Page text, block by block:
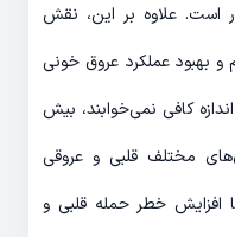
است. علاوه بر این، نقش
و بهبود عملکرد عروق خونی
کافی نمی‌خوابند، بیش
مختلف قلبی و عروقی
افزایش خطر حمله قلبی و